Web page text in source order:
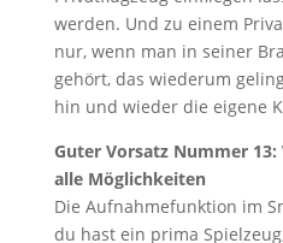
werden. Und zu einem
nur, wenn man in seiner
gehört, das wiederum
hin und wieder die eigene
Guter Vorsatz Nummer
alle Möglichkeiten
Die Aufnahmefunktion im
du hast ein prima